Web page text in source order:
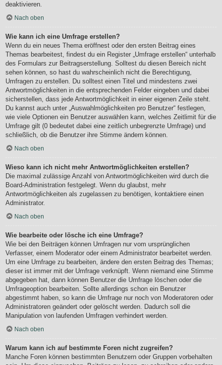
deaktivieren.
Nach oben
Wie kann ich eine Umfrage erstellen?
Wenn du ein neues Thema eröffnest oder den ersten Beitrag eines
Themas bearbeitest, findest du ein Register „Umfrage erstellen“ unterhalb
des Formulars zur Beitragserstellung. Solltest du diesen Bereich nicht
sehen können, so hast du wahrscheinlich nicht die Berechtigung,
Umfragen zu erstellen. Du solltest einen Titel und mindestens zwei
Antwortmöglichkeiten in die entsprechenden Felder eingeben und dabei
sicherstellen, dass jede Antwortmöglichkeit in einer eigenen Zeile steht.
Du kannst auch unter „Auswahlmöglichkeiten pro Benutzer“ festlegen,
wie viele Optionen ein Benutzer auswählen kann, welches Zeitlimit für die
Umfrage gilt (0 bedeutet dabei eine zeitlich unbegrenzte Umfrage) und
schließlich, ob die Benutzer ihre Stimme ändern können.
Nach oben
Wieso kann ich nicht mehr Antwortmöglichkeiten erstellen?
Die maximal zulässige Anzahl von Antwortmöglichkeiten wird durch die
Board-Administration festgelegt. Wenn du glaubst, mehr
Antwortmöglichkeiten als zugelassen zu benötigen, kontaktiere einen
Administrator.
Nach oben
Wie bearbeite oder lösche ich eine Umfrage?
Wie bei den Beiträgen können Umfragen nur vom ursprünglichen
Verfasser, einem Moderator oder einem Administrator bearbeitet werden.
Um eine Umfrage zu bearbeiten, ändere den ersten Beitrag des Themas;
dieser ist immer mit der Umfrage verknüpft. Wenn niemand eine Stimme
abgegeben hat, dann können Benutzer die Umfrage löschen oder die
Umfrageoption bearbeiten. Sollte allerdings schon ein Benutzer
abgestimmt haben, so kann die Umfrage nur noch von Moderatoren oder
Administratoren geändert oder gelöscht werden. Dadurch soll die
Manipulation von laufenden Umfragen verhindert werden.
Nach oben
Warum kann ich auf bestimmte Foren nicht zugreifen?
Manche Foren können bestimmten Benutzern oder Gruppen vorbehalten